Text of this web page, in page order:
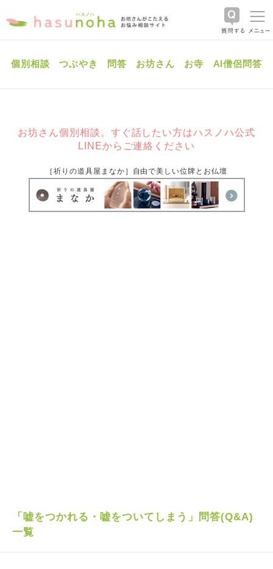
個別相談 つぶやき 問答 お坊さん お寺 AI僧侶問答
お坊さん個別相談。すぐ話したい方はハスノハ公式
LINEからご連絡ください
［祈りの道具屋まなか］自由で美しい位牌とお仏壇
「嘘をつかれる・嘘をついてしまう」問答(Q&A)
一覧